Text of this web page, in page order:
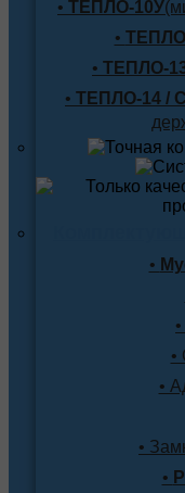
• ТЕПЛО-10У
•
• ТЕПЛО-
• ТЕПЛО-14 /
•
•
•
•
•
•